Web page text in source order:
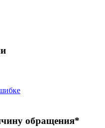
обращения*